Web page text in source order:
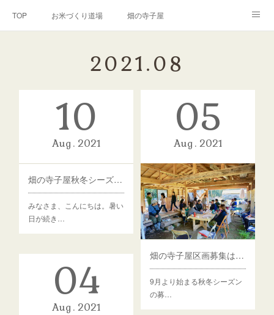
TOP お米づくり道場 畑の寺子屋
2021.08
10
Aug 2021
畑の寺子屋秋冬シーズン新規募集します！
みなさま、こんにちは。暑い
日が続き…
05
Aug 2021
畑の寺子屋区画募集は8/10スタート！
9月より始まる秋冬シーズン
の募…
04
Aug 2021